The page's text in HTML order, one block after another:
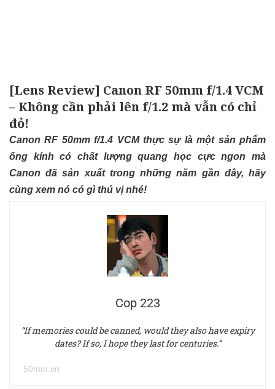
[Lens Review] Canon RF 50mm f/1.4 VCM
– Không cần phải lên f/1.2 mà vẫn có chỉ
đỏ!
Canon RF 50mm f/1.4 VCM thực sự là một sản phẩm
ống kính có chất lượng quang học cực ngon mà
Canon đã sản xuất trong những năm gần đây, hãy
cùng xem nó có gì thú vị nhé!
Cop 223
“If memories could be canned, would they also have expiry
dates? If so, I hope they last for centuries.”
50mm.vn